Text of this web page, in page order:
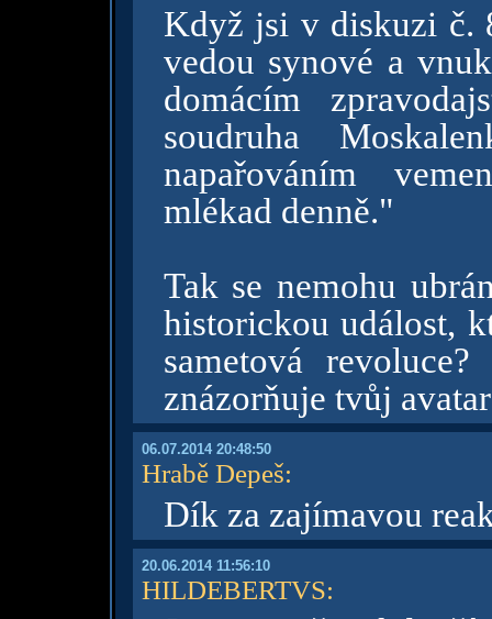
Když jsi v diskuzi č.
vedou synové a
domácím
soudruha
napařováním
mlékad denně."
Tak se nemohu
historickou událost,
sametová
znázorňuje tvůj
06.07.2014 20:48:50
Hrabě Depeš:
Dík za zajímavou
20.06.2014 11:56:10
HILDEBERTVS: